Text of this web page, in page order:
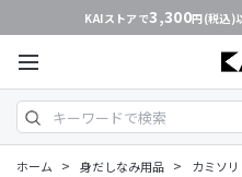
KAIストアで3,300円(税込)
ホーム > 身だしなみ用品 > カミソ